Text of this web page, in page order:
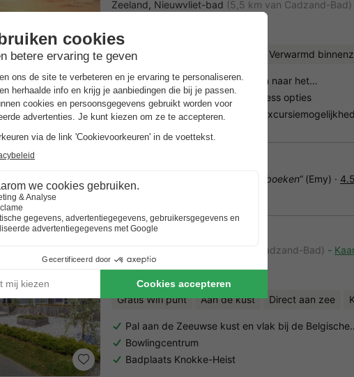
Zeeland, Nieuwvliet-bad (5,5 km van Cadzand-Bad)
Gratis Wifi punt Verwarmd
Slechts een paar minuten lopen naar het…
Luxe vakantiehuizen met wellness opties
Idyllische natuur & geweldige
EuroParcs Schoneveld
(11,1 km van Cadzand-Bad)
8.1 Zeer goed
Gratis Wifi punt Aan de kust Direct aan zee
Pal aan de Zeeuwse kust en vlak bij de
Bowlingcentrum
Badplaats Knokke-Heist
Trustpilot beoordelingen
Al 10.064+ reizigers gingen je voor! — „Al vakantie bij het boeken“(Emy) ·